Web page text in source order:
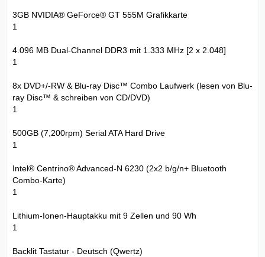
3GB NVIDIA® GeForce® GT 555M Grafikkarte
1
4.096 MB Dual-Channel DDR3 mit 1.333 MHz [2 x 2.048]
1
8x DVD+/-RW & Blu-ray Disc™ Combo Laufwerk (lesen von Blu-
ray Disc™ & schreiben von CD/DVD)
1
500GB (7,200rpm) Serial ATA Hard Drive
1
Intel® Centrino® Advanced-N 6230 (2x2 b/g/n+ Bluetooth
Combo-Karte)
1
Lithium-Ionen-Hauptakku mit 9 Zellen und 90 Wh
1
Backlit Tastatur - Deutsch (Qwertz)